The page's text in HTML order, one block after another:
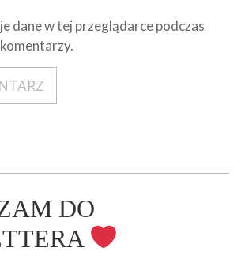
dane w tej przeglądarce podczas
DO